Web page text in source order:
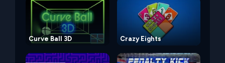
Curve Ball 3D Crazy Eights